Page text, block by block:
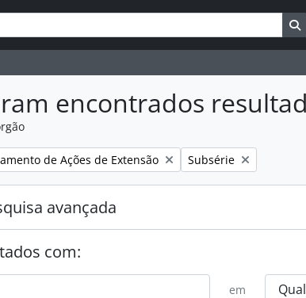
encontrados
de Ações de Extensão Remover filtro:
Subsérie
avançada
com:
em